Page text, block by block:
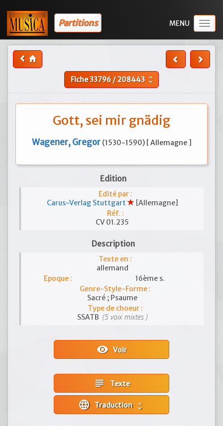
Partitions
Fiche33796/208443 unfold_more
Gott, sei mir gnädig
Wagener, Gregor (1530-1590) [ Allemagne ]
Edition
Edité par :
Carus-Verlag Stuttgart
[Allemagne]
Réf. :
CV 01.235
Description
Texte en :
allemand
Epoque :
16ème s.
Genre-Style-Forme :
Sacré ; Psaume
Type de choeur :
SSATB (5 voix mixtes )
visibilityVoir
subject Texte
language unfold_more